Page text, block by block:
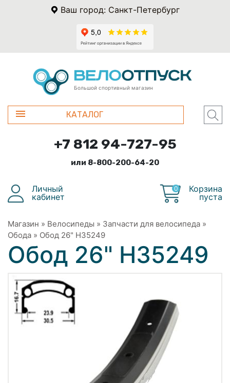
Ваш город: Санкт-Петербург
Большой спортивный магазин
КАТАЛОГ
+7 812 94-727-95
или 8-800-200-64-20
Личный
кабинет
0
Корзина
пуста
Магазин » Велосипеды » Запчасти для велосипеда »
Обода » Обод 26" H35249
Обод 26" H35249